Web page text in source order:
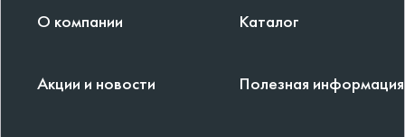
О компании Каталог
Акции и новости Полезная информация